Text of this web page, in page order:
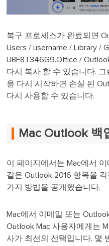
복구 프로세스가 완료되면
Users / username / Library /
UBF8T346G9.Office /
다시 복사 할 수 있습니다.
을 다시 시작하면 손실 된
다시 사용할 수 있습니다.
Mac Outlook 백
이 페이지에서는 Mac에서
같은 Outlook 2016 항목을
가지 방법을 공개했습니다.
Mac에서 이메일 또는
Outlook Mac 사용자에게는
사가 최선의 선택입니다. 몇